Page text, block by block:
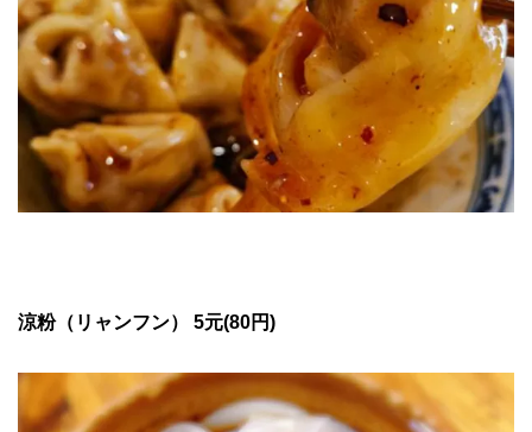
涼粉（リャンフン） 5元(80円)